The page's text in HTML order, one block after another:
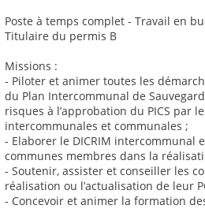
Poste à temps complet - Travail en
Titulaire du permis B
Missions :
- Piloter et animer toutes les
du Plan Intercommunal de
risques à l’approbation du PICS par
intercommunales et communales ;
- Elaborer le DICRIM intercommunal
communes membres dans la
- Soutenir, assister et conseiller les
réalisation ou l’actualisation de leur
- Concevoir et animer la formation